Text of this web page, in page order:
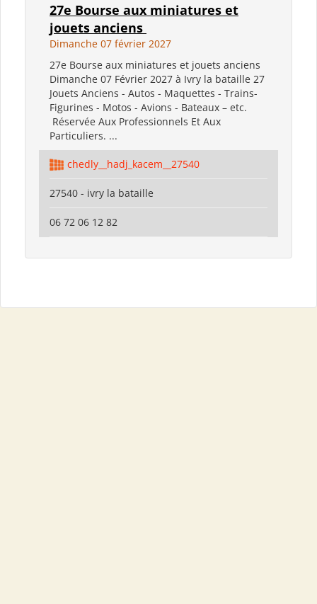
27e Bourse aux miniatures et
jouets anciens
Dimanche 07 février 2027
27e Bourse aux miniatures et jouets anciens
Dimanche 07 Février 2027 à Ivry la bataille 27
Jouets Anciens - Autos - Maquettes - Trains-
Figurines - Motos - Avions - Bateaux – etc.
Réservée Aux Professionnels Et Aux
Particuliers. ...
chedly__hadj_kacem__27540
27540 - ivry la bataille
06 72 06 12 82